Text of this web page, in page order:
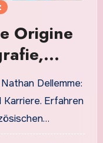
Origine
und
Dellemme:
Karriere. Erfahren